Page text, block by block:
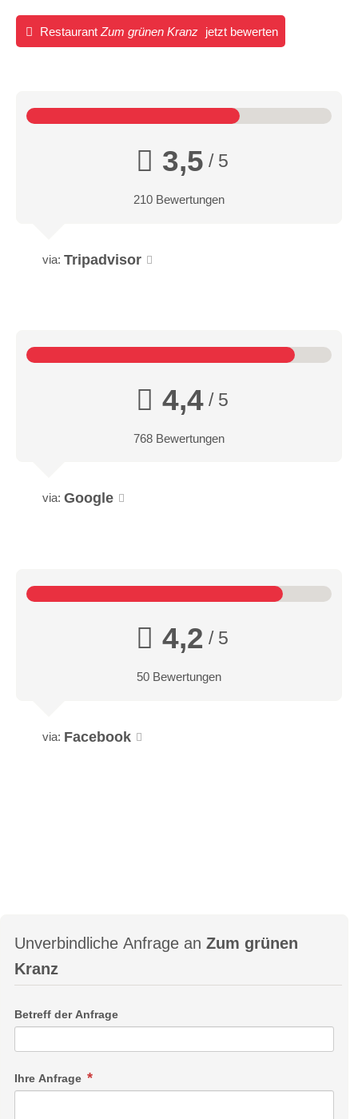
Restaurant Zum grünen Kranz jetzt bewerten
3,5 / 5
210 Bewertungen
via: Tripadvisor
4,4/ 5
768 Bewertungen
via: Google
4,2 / 5
50 Bewertungen
via: Facebook
Unverbindliche Anfrage an Zum grünen
Kranz
Betreff der Anfrage
Ihre Anfrage